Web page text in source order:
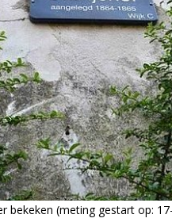
bekeken (meting gestart op: